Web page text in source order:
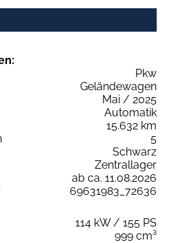
Pkw
Geländewagen
Mai / 2025
Automatik
15.632 km
5
Schwarz
Zentrallager
ab ca. 11.08.2026
69631983_72636
114 kW / 155 PS
999 cm³